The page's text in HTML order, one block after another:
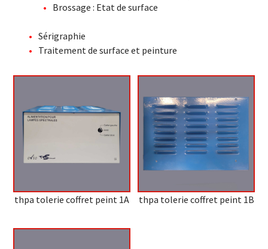
Brossage : Etat de surface
Sérigraphie
Traitement de surface et peinture
thpa tolerie coffret peint 1A thpa tolerie coffret peint 1B